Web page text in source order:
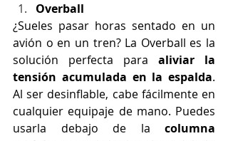
Overball
¿Sueles pasar horas sentado en un
avión o en un tren? La Overball es la
solución perfecta para aliviar la
tensión acumulada en la espalda.
Al ser desinflable, cabe fácilmente en
cualquier equipaje de mano. Puedes
usarla debajo de la columna